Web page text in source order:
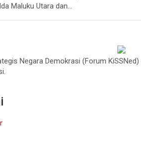
Maluku Utara dan…
Negara Demokrasi (Forum